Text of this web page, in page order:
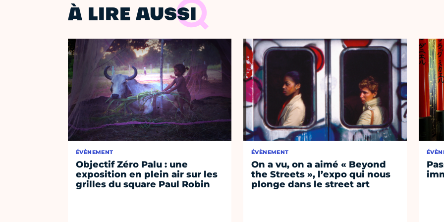
À LIRE AUSSI
ÉVÈNEMENT
Objectif Zéro Palu : une
exposition en plein air sur les
grilles du square Paul Robin
ÉVÈNEMENT
On a vu, on a aimé « Beyond
the Streets », l’expo qui nous
plonge dans le street art